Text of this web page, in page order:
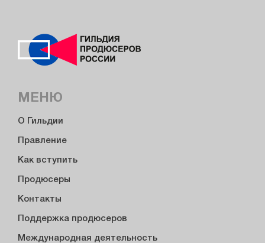
МЕНЮ
О Гильдии
Правление
Как вступить
Продюсеры
Контакты
Поддержка продюсеров
Международная деятельность